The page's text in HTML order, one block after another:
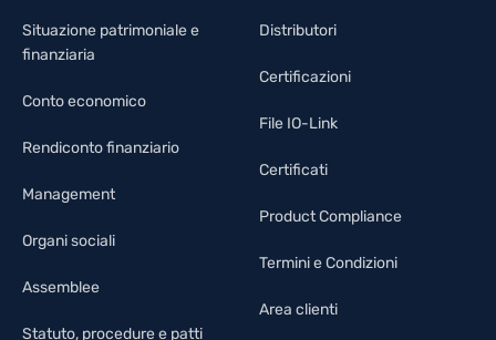
Situazione patrimoniale e
finanziaria
Conto economico
Rendiconto finanziario
Management
Organi sociali
Assemblee
Statuto, procedure e patti
Distributori
Certificazioni
File IO-Link
Certificati
Product Compliance
Termini e Condizioni
Area clienti